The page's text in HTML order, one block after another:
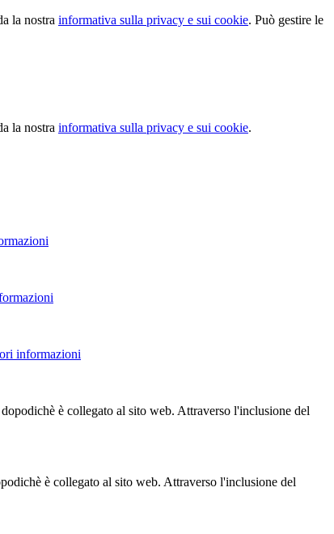
la nostra informativa sulla privacy e sui cookie. Può gestire le
la nostra informativa sulla privacy e sui cookie.
informazioni
è collegato al sito web. Attraverso l'inclusione del
è collegato al sito web. Attraverso l'inclusione del